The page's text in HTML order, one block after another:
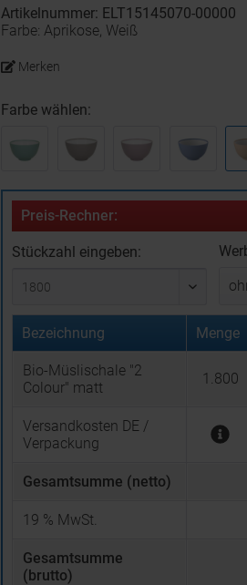
Artikelnummer: ELT15145070-00000
Farbe: Aprikose, Weiß
Merken
Farbe wählen:
Preis-Rechner:
Stückzahl eingeben:
Bezeichnung Menge
Bio-Müslischale "2
Colour" matt
1.800
Versandkosten DE /
Verpackung
Gesamtsumme (netto)
19 % MwSt.
Gesamtsumme
(brutto)